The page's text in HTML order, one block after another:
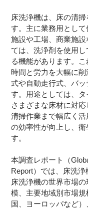
床洗浄機は、床の清
す。主に業務用とし
施設や工場、商業施
ては、洗浄剤を使用
る機能があります。
時間と労力を大幅に
式や自動走行式、バ
す。用途としては、
さまざまな床材に対
清掃作業まで幅広く
の効率性が向上し、
す。
本調査レポート（
Report）では、床洗浄
床洗浄機の世界市場
模、主要地域別市場
国、ヨーロッパなど